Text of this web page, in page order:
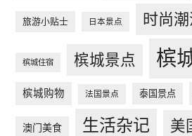
旅游小贴士 日本景点 时尚
槟城住宿 槟城景点 槟
槟城购物 法国景点 泰国景点
澳门美食 生活杂记 美